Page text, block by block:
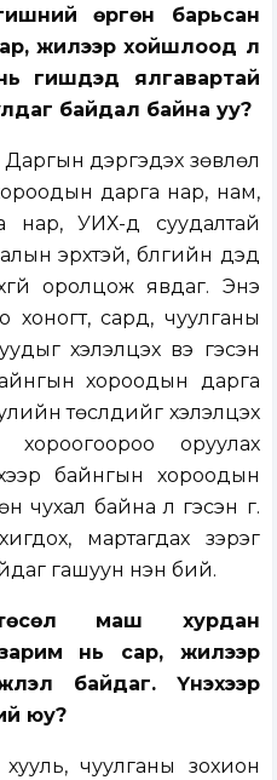
өргөн барьсан
жилээр хойшлоод л
гишүүдэд ялгавартай
байдал байна уу?
дэргэдэх зөвлөл
дарга нар, нам,
нар, УИХ-д суудалтай
эрхтэй, бүлгийн дэд
оролцож явдаг. Энэ
хоногт, сард, чуулганы
хэлэлцэх вэ гэсэн
хороодын дарга
төслүүдийг хэлэлцэх
оруулах
байнгын хороодын
чухал байна л гэсэн үг.
мартагдах зэрэг
гашуун үнэн бий.
маш хурдан
нь сар, жилээр
байдаг. Үнэхээр
юу?
чуулганы зохион